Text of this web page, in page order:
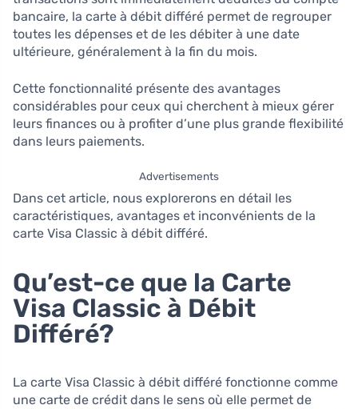
bancaire, la carte à débit différé permet de regrouper
toutes les dépenses et de les débiter à une date
ultérieure, généralement à la fin du mois.
Cette fonctionnalité présente des avantages
considérables pour ceux qui cherchent à mieux gérer
leurs finances ou à profiter d’une plus grande flexibilité
dans leurs paiements.
Advertisements
Dans cet article, nous explorerons en détail les
caractéristiques, avantages et inconvénients de la
carte Visa Classic à débit différé.
Qu’est-ce que la Carte
Visa Classic à Débit
Différé?
La carte Visa Classic à débit différé fonctionne comme
une carte de crédit dans le sens où elle permet de